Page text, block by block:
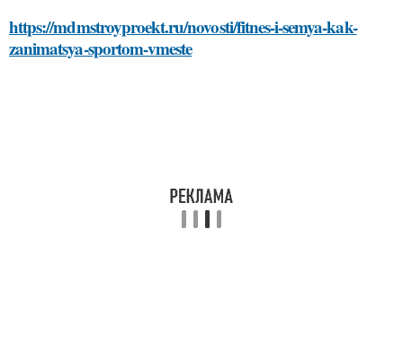
https://mdmstroyproekt.ru/novosti/fitnes-i-semya-kak-
zanimatsya-sportom-vmeste